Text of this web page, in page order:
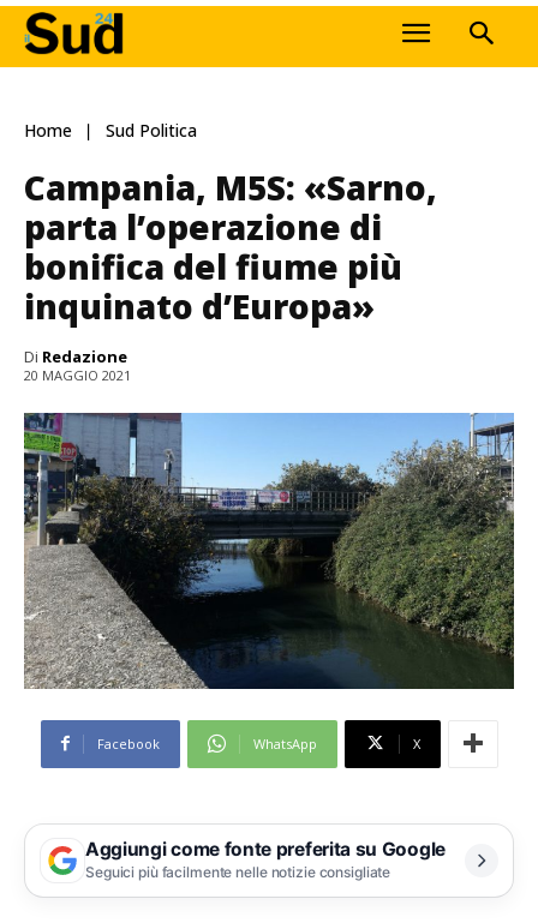
Home Sud Politica
Campania, M5S: «Sarno,
parta l’operazione di
bonifica del fiume più
inquinato d’Europa»
Di Redazione
20 MAGGIO 2021
Facebook WhatsApp X
Aggiungi come fonte preferita su Google
Seguici più facilmente nelle notizie consigliate